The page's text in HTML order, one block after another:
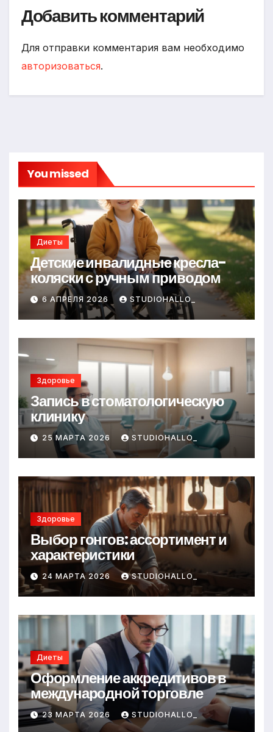
Добавить комментарий
Для отправки комментария вам необходимо
авторизоваться.
You missed
Диеты
Детские инвалидные кресла-
коляски с ручным приводом
6 АПРЕЛЯ 2026 STUDIOHALLO_
Здоровье
Запись в стоматологическую
клинику
25 МАРТА 2026 STUDIOHALLO_
Здоровье
Выбор гонгов: ассортимент и
характеристики
24 МАРТА 2026 STUDIOHALLO_
Диеты
Оформление аккредитивов в
международной торговле
23 МАРТА 2026 STUDIOHALLO_